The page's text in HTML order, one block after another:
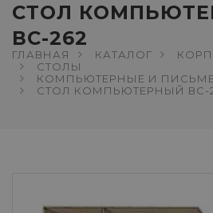
СТОЛ
ВС-262
ГЛАВНАЯ КАТАЛОГ
СТОЛЫ
КОМПЬЮТЕРНЫЕ И
СТОЛ КОМПЬЮТЕРНЫЙ ВС-